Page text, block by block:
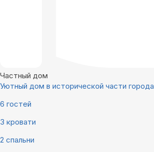
Частный дом
Уютный дом в исторической части города
6 гостей
3 кровати
2 спальни